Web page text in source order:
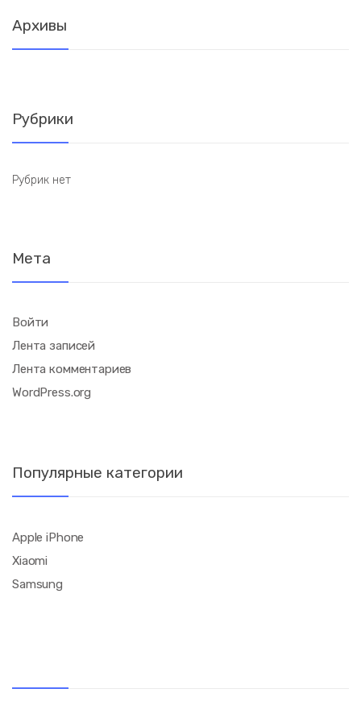
Архивы
Рубрики
Рубрик нет
Мета
Войти
Лента записей
Лента комментариев
WordPress.org
Популярные категории
Apple iPhone
Xiaomi
Samsung